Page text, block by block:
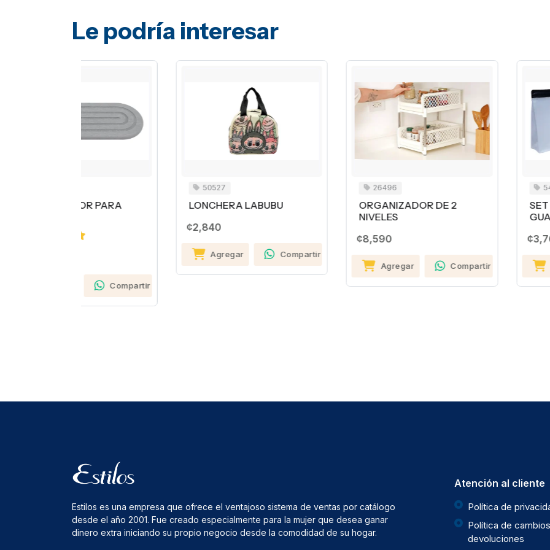
Le podría interesar
LONCHERA LABUBU
Compartir
ORGANIZADOR DE 2
Agregar Compartir
SET DE 3 BOLSAS PARA
GUARDAR ALIMENTOS
Agregar
Estilos es una empresa que ofrece el ventajoso sistema de ventas por catálogo
desde el año 2001. Fue creado especialmente para la mujer que desea ganar
dinero extra iniciando su propio negocio desde la comodidad de su hogar.
Atención al cliente
Política de
Política de
devoluciones